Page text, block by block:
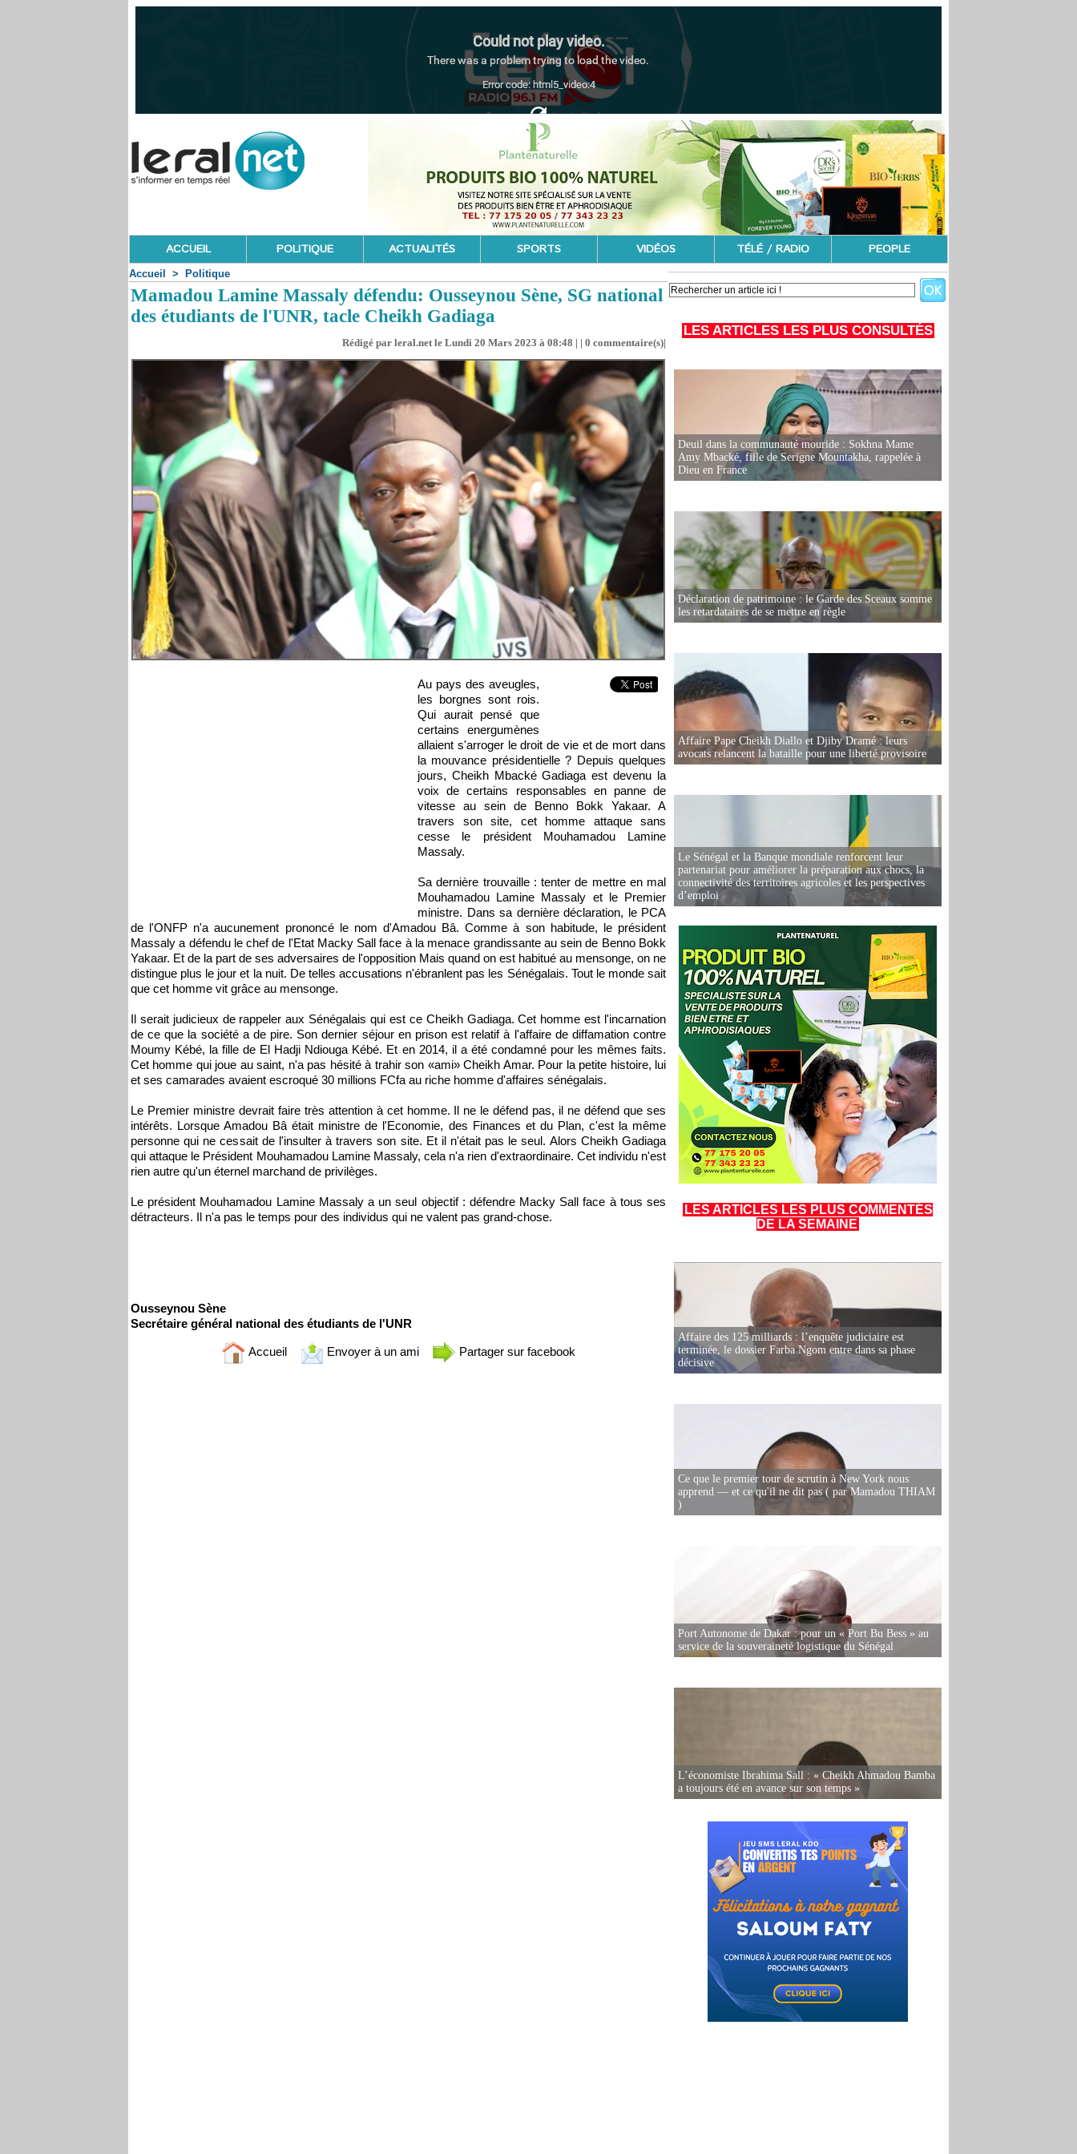
ACCUEIL POLITIQUE ACTUALITÉS SPORTS VIDÉOS TÉLÉ / RADIO PEOPLE
Accueil > Politique
Mamadou Lamine Massaly défendu: Ousseynou Sène, SG national
des étudiants de l'UNR, tacle Cheikh Gadiaga
Rédigé par leral.net le Lundi 20 Mars 2023 à 08:48 | | 0 commentaire(s)|
Au pays des aveugles,
les borgnes sont rois.
Qui aurait pensé que
certains energumènes
allaient s'arroger le droit de vie et de mort dans
la mouvance présidentielle ? Depuis quelques
jours, Cheikh Mbacké Gadiaga est devenu la
voix de certains responsables en panne de
vitesse au sein de Benno Bokk Yakaar. A
travers son site, cet homme attaque sans
cesse le président Mouhamadou Lamine
Massaly.
Sa dernière trouvaille : tenter de mettre en mal
Mouhamadou Lamine Massaly et le Premier
ministre. Dans sa dernière déclaration, le PCA
de l'ONFP n'a aucunement prononcé le nom d'Amadou Bâ. Comme à son habitude, le président
Massaly a défendu le chef de l'Etat Macky Sall face à la menace grandissante au sein de Benno Bokk
Yakaar. Et de la part de ses adversaires de l'opposition Mais quand on est habitué au mensonge, on ne
distingue plus le jour et la nuit. De telles accusations n'ébranlent pas les Sénégalais. Tout le monde sait
que cet homme vit grâce au mensonge.
Il serait judicieux de rappeler aux Sénégalais qui est ce Cheikh Gadiaga. Cet homme est l'incarnation
de ce que la société a de pire. Son dernier séjour en prison est relatif à l'affaire de diffamation contre
Moumy Kébé, la fille de El Hadji Ndiouga Kébé. Et en 2014, il a été condamné pour les mêmes faits.
Cet homme qui joue au saint, n'a pas hésité à trahir son «ami» Cheikh Amar. Pour la petite histoire, lui
et ses camarades avaient escroqué 30 millions FCfa au riche homme d'affaires sénégalais.
Le Premier ministre devrait faire très attention à cet homme. Il ne le défend pas, il ne défend que ses
intérêts. Lorsque Amadou Bâ était ministre de l'Economie, des Finances et du Plan, c'est la même
personne qui ne cessait de l'insulter à travers son site. Et il n'était pas le seul. Alors Cheikh Gadiaga
qui attaque le Président Mouhamadou Lamine Massaly, cela n'a rien d'extraordinaire. Cet individu n'est
rien autre qu'un éternel marchand de privilèges.
Le président Mouhamadou Lamine Massaly a un seul objectif : défendre Macky Sall face à tous ses
détracteurs. Il n'a pas le temps pour des individus qui ne valent pas grand-chose.
Ousseynou Sène
Secrétaire général national des étudiants de l'UNR
Accueil Envoyer à un ami Partager sur facebook
LES ARTICLES LES PLUS CONSULTÉS
Deuil dans la communauté mouride : Sokhna Mame
Amy Mbacké, fille de Serigne Mountakha, rappelée à
Dieu en France
Déclaration de patrimoine : le Garde des Sceaux somme
les retardataires de se mettre en règle
Affaire Pape Cheikh Diallo et Djiby Dramé : leurs
avocats relancent la bataille pour une liberté provisoire
Le Sénégal et la Banque mondiale renforcent leur
partenariat pour améliorer la préparation aux chocs, la
connectivité des territoires agricoles et les perspectives
d’emploi
LES ARTICLES LES PLUS COMMENTÉS
DE LA SEMAINE
Affaire des 125 milliards : l’enquête judiciaire est
terminée, le dossier Farba Ngom entre dans sa phase
décisive
Ce que le premier tour de scrutin à New York nous
apprend — et ce qu'il ne dit pas ( par Mamadou THIAM
)
Port Autonome de Dakar : pour un « Port Bu Bess » au
service de la souveraineté logistique du Sénégal
L’économiste Ibrahima Sall : « Cheikh Ahmadou Bamba
a toujours été en avance sur son temps »